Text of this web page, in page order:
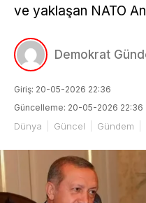
ve yaklaşan NATO
Demokrat
Giriş: 20-05-2026 22:36
Güncelleme: 20-05-2026 22:36
Dünya Güncel Gündem